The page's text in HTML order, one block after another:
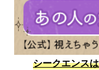
シークエンス